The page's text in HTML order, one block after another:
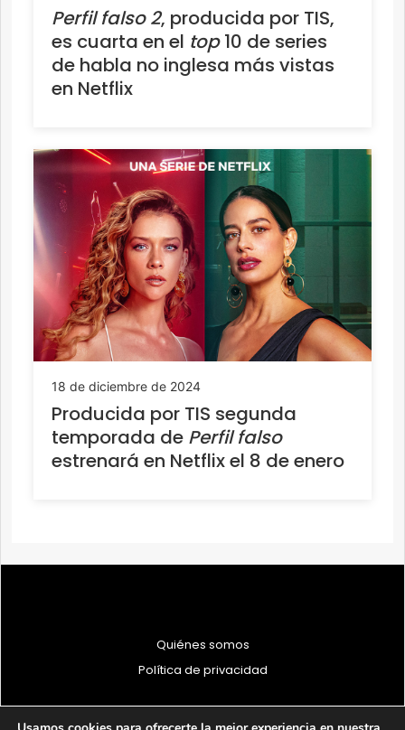
Perfil falso 2, producida por TIS,
es cuarta en el top10 de series
de habla no inglesa más vistas
en Netflix
18 de diciembre de 2024
Producida por TIS segunda
temporada de Perfil falso
estrenará en Netflix el 8 de enero
Quiénes somos
Política de privacidad